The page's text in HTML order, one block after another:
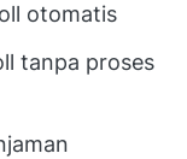
otomatis
tanpa proses